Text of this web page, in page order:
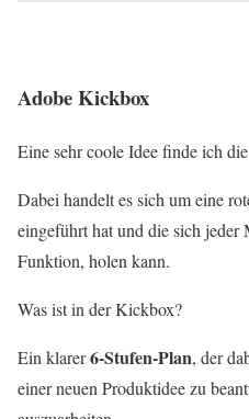
Adobe Kickbox
Eine sehr coole Idee finde ich
Dabei handelt es sich um eine
eingeführt hat und die sich jeder
Funktion, holen kann.
Was ist in der Kickbox?
Ein klarer6-Stufen-Plan, der
einer neuen Produktidee zu